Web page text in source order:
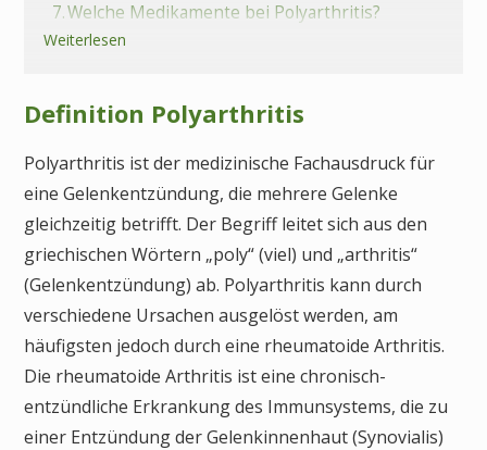
Definition Polyarthritis
Polyarthritis ist der medizinische Fachausdruck für
eine Gelenkentzündung, die mehrere Gelenke
gleichzeitig betrifft. Der Begriff leitet sich aus den
griechischen Wörtern „poly“ (viel) und „arthritis“
(Gelenkentzündung) ab. Polyarthritis kann durch
verschiedene Ursachen ausgelöst werden, am
häufigsten jedoch durch eine rheumatoide Arthritis.
Die rheumatoide Arthritis ist eine chronisch-
entzündliche Erkrankung des Immunsystems, die zu
einer Entzündung der Gelenkinnenhaut (Synovialis)
7.Welche Medikamente bei Polyarthritis?
8.Nicht-medikamentöse Therapien
10.Kann Polyarthritis geheilt werden?
11.
Welche Rolle spielen Ernährung und
Bewegung?
13. Häufige Fragen (FAQs) zu Polyarthritis
Weiterlesen